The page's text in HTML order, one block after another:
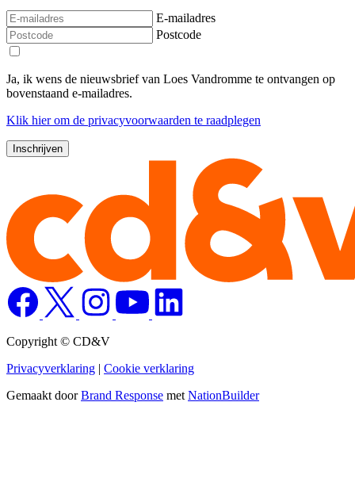
E-mailadres
Postcode
Ja, ik wens de nieuwsbrief van Loes Vandromme te ontvangen op
bovenstaand e-mailadres.
Klik hierom de privacyvoorwaarden te raadplegen
Copyright © CD&V
Privacyverklaring | Cookie verklaring
Gemaakt doorBrand Response met NationBuilder